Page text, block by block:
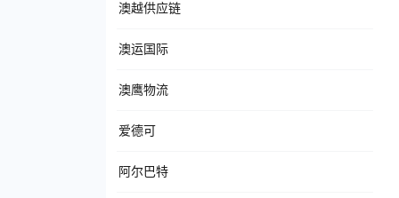
澳越供应链
澳运国际
澳鹰物流
爱德可
阿尔巴特